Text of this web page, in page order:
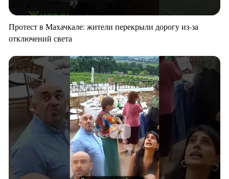
Протест в Махачкале: жители перекрыли дорогу из-за
отключений света